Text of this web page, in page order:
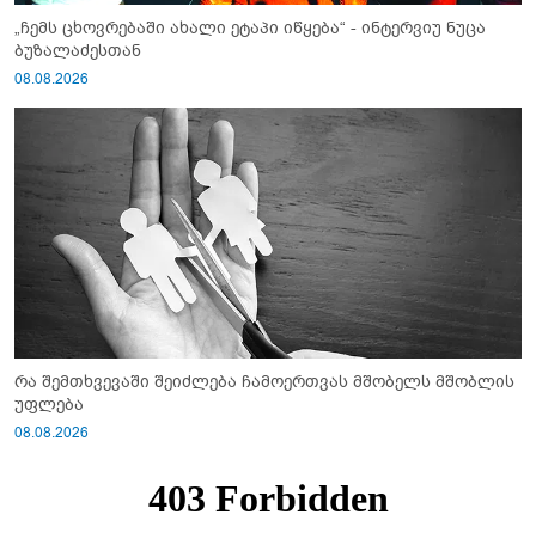
„ჩემს ცხოვრებაში ახალი ეტაპი იწყება“ - ინტერვიუ ნუცა
ბუზალაძესთან
08.08.2026
რა შემთხვევაში შეიძლება ჩამოერთვას მშობელს მშობლის
უფლება
08.08.2026